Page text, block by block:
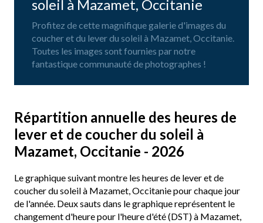
soleil à Mazamet, Occitanie
Profitez de cette magnifique galerie d'images du
coucher et du lever du soleil à Mazamet, Occitanie.
Toutes les images sont fournies par notre
fantastique communauté de photographes !
Répartition annuelle des heures de
lever et de coucher du soleil à
Mazamet, Occitanie - 2026
Le graphique suivant montre les heures de lever et de
coucher du soleil à Mazamet, Occitanie pour chaque jour
de l'année. Deux sauts dans le graphique représentent le
changement d'heure pour l'heure d'été (DST) à Mazamet,